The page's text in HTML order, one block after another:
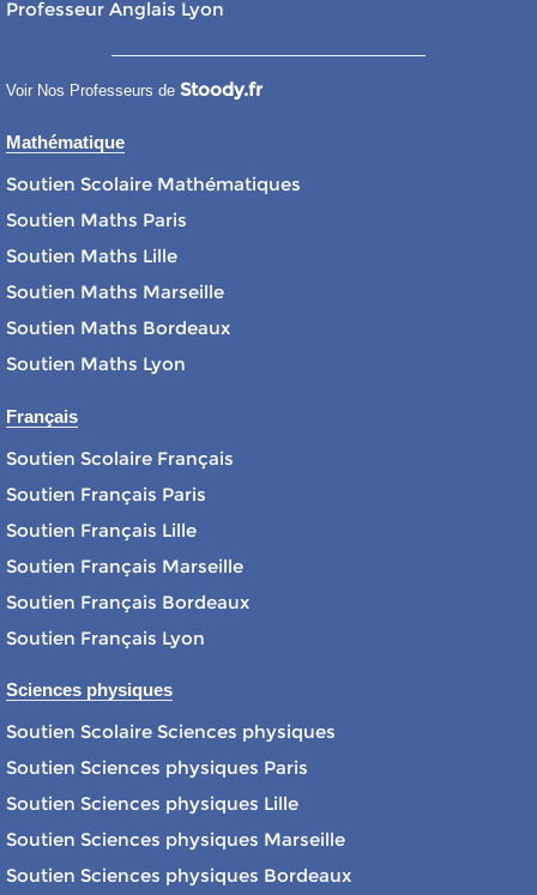
Professeur Anglais Lyon
Voir Nos Professeurs de Stoody.fr
Mathématique
Soutien Scolaire Mathématiques
Soutien Maths Paris
Soutien Maths Lille
Soutien Maths Marseille
Soutien Maths Bordeaux
Soutien Maths Lyon
Français
Soutien Scolaire Français
Soutien Français Paris
Soutien Français Lille
Soutien Français Marseille
Soutien Français Bordeaux
Soutien Français Lyon
Sciences physiques
Soutien Scolaire Sciences physiques
Soutien Sciences physiques Paris
Soutien Sciences physiques Lille
Soutien Sciences physiques Marseille
Soutien Sciences physiques Bordeaux